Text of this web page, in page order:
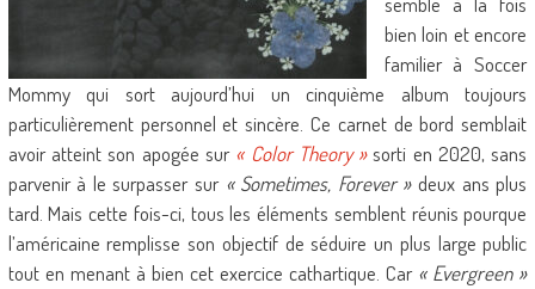
bien loin et encore
familier à Soccer
Mommy qui sort aujourd’hui un cinquième album toujours
particulièrement personnel et sincère. Ce carnet de bord semblait
avoir atteint son apogée sur « Color Theory »sorti en 2020, sans
parvenir à le surpasser sur « Sometimes, Forever »deux ans plus
tard. Mais cette fois-ci, tous les éléments semblent réunis pourque
l’américaine remplisse son objectif de séduire un plus large public
tout en menant à bien cet exercice cathartique. Car « Evergreen »